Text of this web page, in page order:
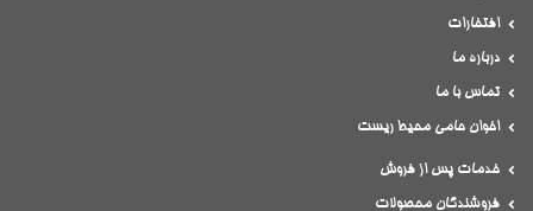
افتخارات
درباره ما
تماس با ما
اخوان حامی محیط ریست
خدمات پس از فروش
فروشندگان محصولات